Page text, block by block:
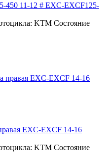
450 11-12 # EXC-EXCF125-
KTM Состояние
EXC-EXCF 14-16
KTM Состояние